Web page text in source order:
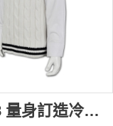
SU158 量身訂造冷背心校服 專造針織背心制服 訂製制服專門店公司